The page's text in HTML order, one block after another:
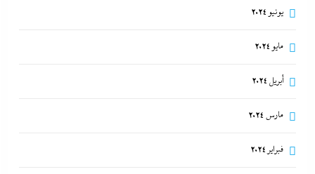
يونيو 2024
مايو 2024
أبريل 2024
مارس 2024
فبراير 2024